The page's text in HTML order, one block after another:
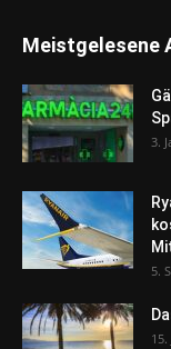
Meistgelesene
3.
5.